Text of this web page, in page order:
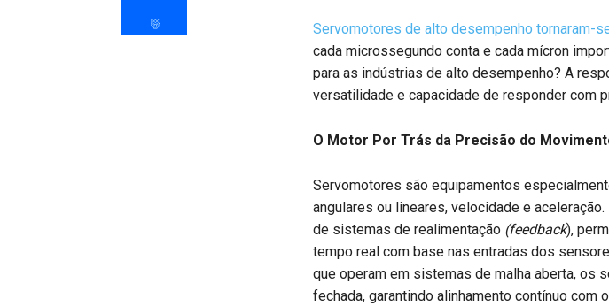
Servomotores de alto desempenho tornaram-
cada microssegundo conta e cada mícron
para as indústrias de alto desempenho? A
versatilidade e capacidade de responder com
O Motor Por Trás da Precisão do
Servomotores são equipamentos
angulares ou lineares, velocidade e
de sistemas de realimentação (feedback),
tempo real com base nas entradas dos
que operam em sistemas de malha aberta, os
fechada, garantindo alinhamento contínuo com